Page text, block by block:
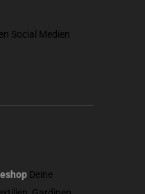
Social Medien
Deine